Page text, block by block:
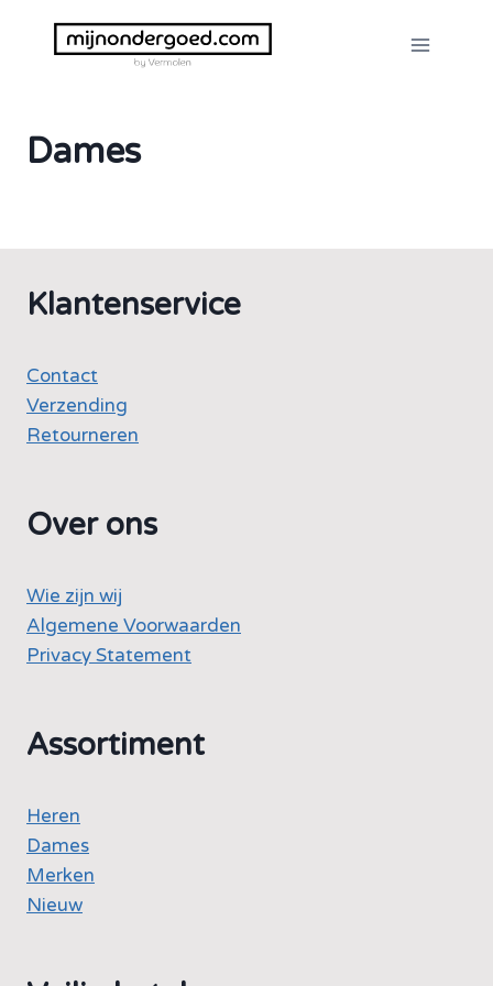
Dames
Klantenservice
Contact
Verzending
Retourneren
Over ons
Wie zijn wij
Algemene Voorwaarden
Privacy Statement
Assortiment
Heren
Dames
Merken
Nieuw